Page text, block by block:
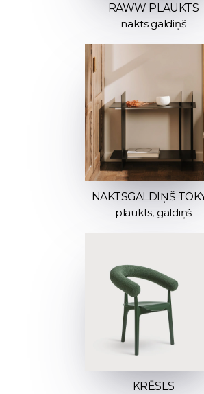
RAWW PLAUKTS
nakts galdiņš
NAKTSGALDIŅŠ
plaukts, galdiņš
KRĒSLS